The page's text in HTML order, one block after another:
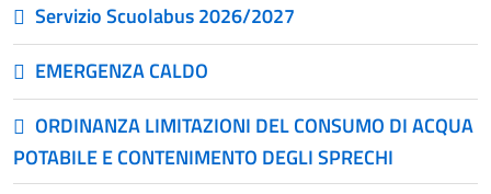
Servizio Scuolabus 2026/2027
EMERGENZA CALDO
ORDINANZA LIMITAZIONI DEL CONSUMO DI ACQUA
POTABILE E CONTENIMENTO DEGLI SPRECHI